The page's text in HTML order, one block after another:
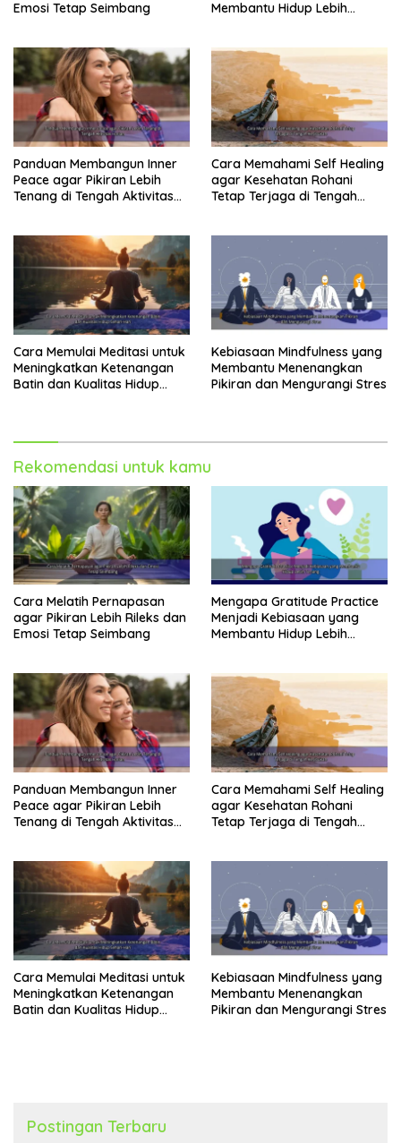
Emosi Tetap Seimbang
Membantu Hidup Lebih
Panduan Membangun Inner
Peace agar Pikiran Lebih
Tenang di Tengah Aktivitas
Cara Memahami Self Healing
agar Kesehatan Rohani
Tetap Terjaga di Tengah
Cara Memulai Meditasi untuk
Meningkatkan Ketenangan
Batin dan Kualitas Hidup
Kebiasaan Mindfulness yang
Membantu Menenangkan
Pikiran dan Mengurangi Stres
Rekomendasi untuk kamu
Cara Melatih Pernapasan
agar Pikiran Lebih Rileks dan
Emosi Tetap Seimbang
Mengapa Gratitude Practice
Menjadi Kebiasaan yang
Membantu Hidup Lebih
Panduan Membangun Inner
Peace agar Pikiran Lebih
Tenang di Tengah Aktivitas
Cara Memahami Self Healing
agar Kesehatan Rohani
Tetap Terjaga di Tengah
Cara Memulai Meditasi untuk
Meningkatkan Ketenangan
Batin dan Kualitas Hidup
Kebiasaan Mindfulness yang
Membantu Menenangkan
Pikiran dan Mengurangi Stres
Postingan Terbaru